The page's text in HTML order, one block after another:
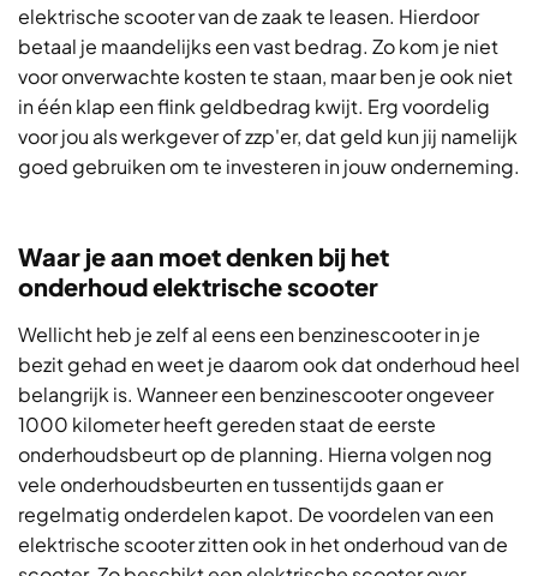
elektrische scooter van de zaak te leasen. Hierdoor
betaal je maandelijks een vast bedrag. Zo kom je niet
voor onverwachte kosten te staan, maar ben je ook niet
in één klap een flink geldbedrag kwijt. Erg voordelig
voor jou als werkgever of zzp'er, dat geld kun jij namelijk
goed gebruiken om te investeren in jouw onderneming.
Waar je aan moet denken bij het
onderhoud elektrische scooter
Wellicht heb je zelf al eens een benzinescooter in je
bezit gehad en weet je daarom ook dat onderhoud heel
belangrijk is. Wanneer een benzinescooter ongeveer
1000 kilometer heeft gereden staat de eerste
onderhoudsbeurt op de planning. Hierna volgen nog
vele onderhoudsbeurten en tussentijds gaan er
regelmatig onderdelen kapot. De voordelen van een
elektrische scooter zitten ook in het onderhoud van de